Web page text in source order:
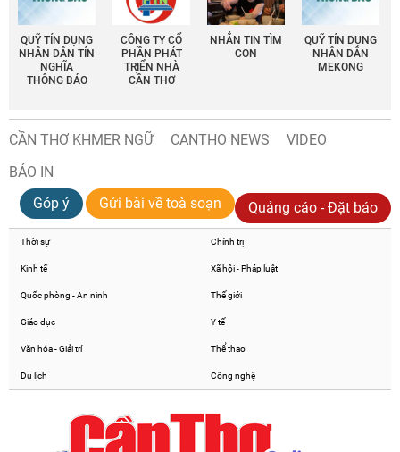
QUỸ TÍN DỤNG
NHÂN DÂN TÍN
NGHĨA
THÔNG BÁO
CÔNG TY CỔ
PHẦN PHÁT
TRIỂN NHÀ
CẦN THƠ
NHẮN TIN TÌM
CON
QUỸ TÍN DỤNG
NHÂN DÂN
MEKONG
CẦN THƠ KHMER NGỮ CANTHO NEWS
VIDEO
BÁO IN
Góp ý
Gửi bài về toà soạn Quảng cáo - Đặt báo
Thời sự Chính trị
Kinh tế Xã hội - Pháp luật
Quốc phòng - An ninh Thế giới
Giáo dục Y tế
Văn hóa - Giải trí Thể thao
Du lịch Công nghệ